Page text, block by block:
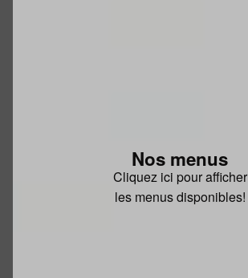
Nos menus
Cliquez ici pour afficher
les menus disponibles!